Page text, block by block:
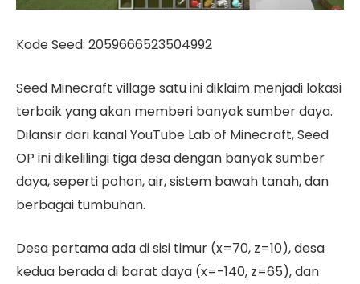
Kode Seed: 2059666523504992
Seed Minecraft village satu ini diklaim menjadi lokasi
terbaik yang akan memberi banyak sumber daya.
Dilansir dari kanal YouTube Lab of Minecraft, Seed
OP ini dikelilingi tiga desa dengan banyak sumber
daya, seperti pohon, air, sistem bawah tanah, dan
berbagai tumbuhan.
Desa pertama ada di sisi timur (x=70, z=10), desa
kedua berada di barat daya (x=-140, z=65), dan